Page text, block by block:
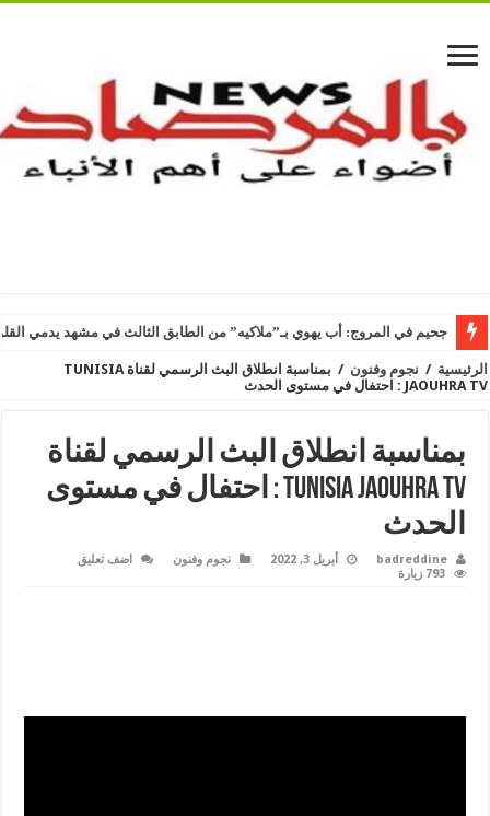
جحيم في المروج: أب يهوي بـ”ملاكيه” من الطابق الثالث في مشهد يدمي
الرئيسية / نجوم وفنون /
بمناسبة انطلاق البث الرسمي لقناة TUNISIA
JAOUHRA TV : احتفال في مستوى الحدث
بمناسبة انطلاق البث الرسمي لقناة
TUNISIA JAOUHRA TV : احتفال في مستوى
الحدث
badreddine أبريل 3, 2022 نجوم وفنون
اضف تعليق
793 زيارة